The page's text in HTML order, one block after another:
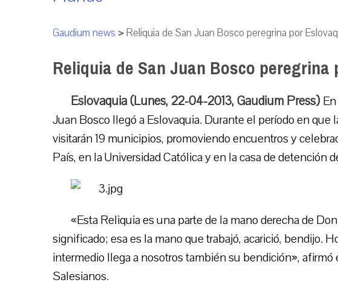
Gaudium news >Reliquia de San Juan Bosco peregrina por
Reliquia de San Juan Bosco
Eslovaquia (Lunes, 22-04-2013, Gaudium Press)
Juan Bosco llegó a Eslovaquia. Durante el período en que
visitarán 19 municipios, promoviendo encuentros y
País, en la Universidad Católica y en la casa de detención
«Esta Reliquia es una parte de la mano derecha de
significado; esa es la mano que trabajó, acarició, bendijo.
intermedio llega a nosotros también su bendición»,
Salesianos.